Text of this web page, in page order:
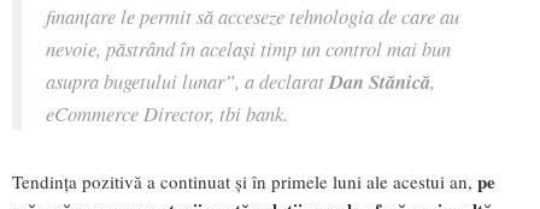
finanțare le permit să acceseze tehnologia de care au
nevoie, păstrând în același timp un control mai bun
asupra bugetului lunar”, a declaratDan Stănică,
eCommerce Director, tbi bank.
Tendința pozitivă a continuat și în primele luni ale acestui an, pe